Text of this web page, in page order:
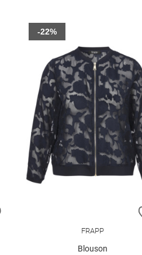
ZUR WUNSCHLISTE HINZUFÜGEN
FRAPP
Blouson
-22%